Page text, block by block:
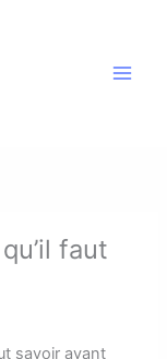
faut
savoir avant